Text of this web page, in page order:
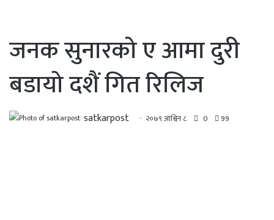
जनक सुनारको ए आमा दुरी
बडायो दशैं गित रिलिज
satkarpost २०७९ आश्विन ८ 0 99